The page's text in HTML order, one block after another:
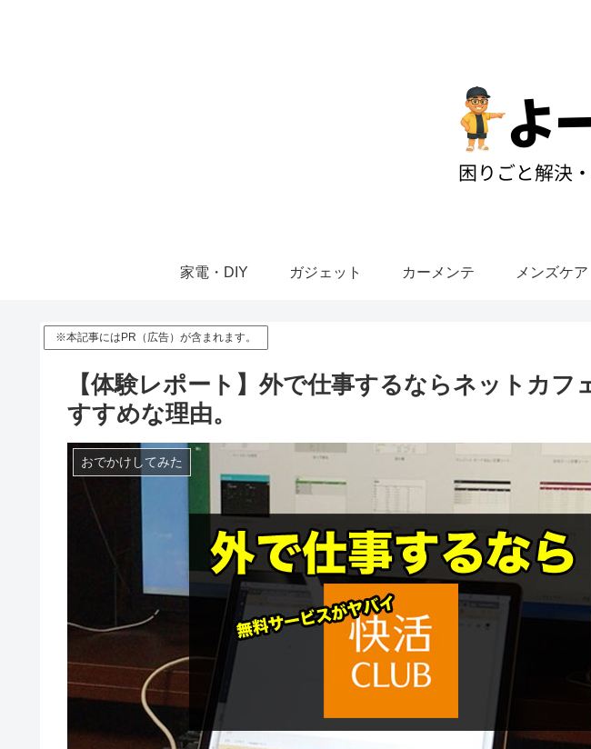
家電・DIY ガジェット カーメンテ メンズケア
※本記事にはPR（広告）が含まれます。
【体験レポート】外で仕事するならネットカフ
すすめな理由。
おでかけしてみた